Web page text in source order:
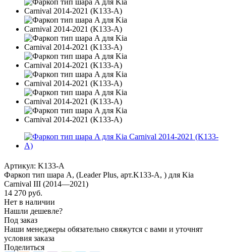
Артикул: K133-A
Фаркоп тип шара A, (Leader Plus, арт.K133-A, ) для Kia
Carnival III (2014—2021)
14 270 руб.
Нет в наличии
Нашли дешевле?
Под заказ
Наши менеджеры обязательно свяжутся с вами и уточнят
условия заказа
Поделиться